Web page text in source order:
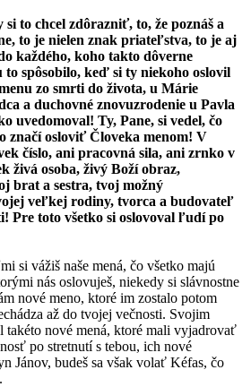
to chcel zdôrazniť, to, že poznáš a
to je nielen znak priateľstva, to je aj
každého, koho takto dôverne
to spôsobilo, keď si ty niekoho oslovil
zo smrti do života, u Márie
a duchovné znovuzrodenie u Pavla
uvedomoval! Ty, Pane, si vedel, čo
značí osloviť Človeka menom! V
číslo, ani pracovná sila, ani zrnko v
živá osoba, živý Boží obraz,
brat a sestra, tvoj možný
veľkej rodiny, tvorca a budovateľ
Pre toto všetko si oslovoval ľudí po
si vážiš naše mená, čo všetko majú
nás oslovuješ, niekedy si slávnostne
nové meno, ktoré im zostalo potom
až do tvojej večnosti. Svojim
takéto nové mená, ktoré mali vyjadrovať
po stretnutí s tebou, ich nové
Jánov, budeš sa však volať Kéfas, čo